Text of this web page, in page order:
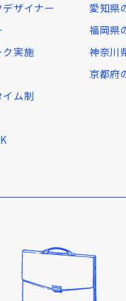
ザイナー
ク実施
ム制
愛知県
福岡県
神奈川
京都府